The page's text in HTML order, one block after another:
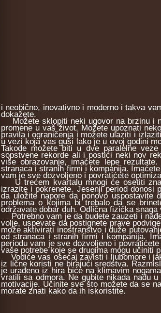
i neobično, inovativno i moderno i takva
dokažete.
Možete sklopiti neki ugovor na brzinu i
promene u vaš život. Možete upoznati
pravila i ograničenja i možete ulaziti i
u vezi koja vas guši lako je u ovoj godini
Takođe možete biti u dve paralelne
sopstvene rekorde ali i postići neki nov
više obrazovanje, imaćete lepe
stranaca i stranih firmi i kompanija.
vam je sve dozvoljeno i povratićete
U trećem kvartalu mnogi će osetiti
izrazite i pokrenete. Jesenji period donosi
da uložite napore da ponovo uspostavite
problema o kojima bi trebalo da se
održavate dobar duh. Odlična fizička
Potrebno vam je da budete zauzeti i
volje, uspevate da postignete prave
može aktivirati inostranstvo i duže
od stranaca i stranih firmi i kompanija.
periodu vam je sve dozvoljeno i
vaše potrebe koje se drugima mogu učiniti
Vodiće vas osećaj zavisti i ljubomore i
iz lične koristi ne birajući sredstva.
je urađeno iz hira biće na klimavim
vratili sa odmora. Ne gubite nikada nadu
motivacije. Učinite sve što možete da se
morate znati kako da ih iskoristite.